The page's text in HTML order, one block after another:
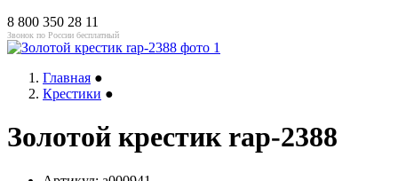
8 800 350 28 11
Звонок по России бесплатный
Главная ●
Крестики ●
Золотой крестик rap-2388